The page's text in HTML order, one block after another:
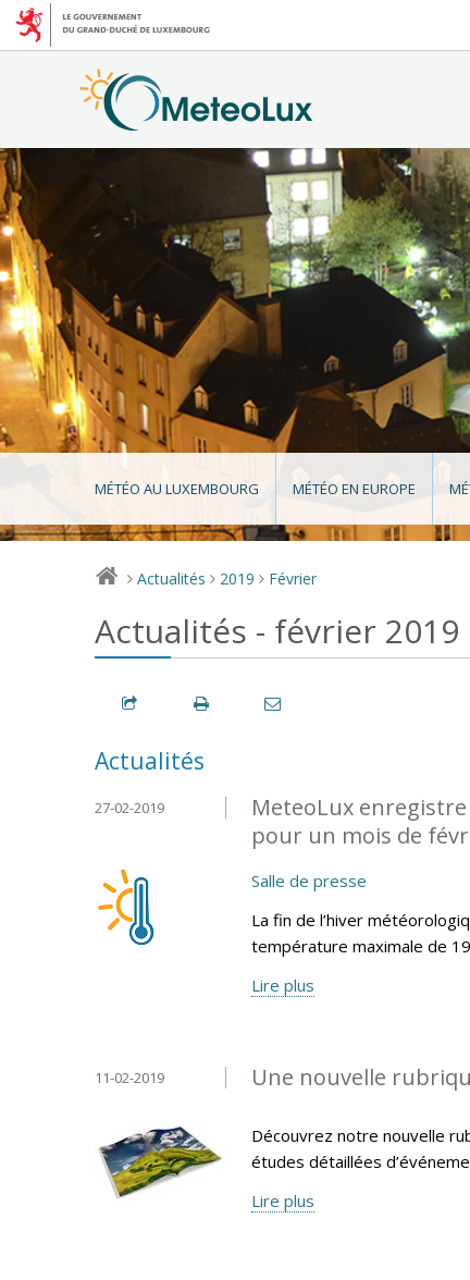
MÉTÉO AU LUXEMBOURG MÉTÉO EN EUROPE
> Actualités > 2019 > Février
Actualités - février 2019
Actualités
MeteoLux
pour un mois de
27-02-2019
Salle de presse
La fin de l’hiver
température maximale de
Lire plus
Une nouvelle
11-02-2019
Découvrez notre nouvelle
études détaillées
Lire plus